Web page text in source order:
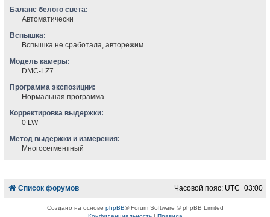
Баланс белого света:
Автоматически
Вспышка:
Вспышка не сработала, авторежим
Модель камеры:
DMC-LZ7
Программа экспозиции:
Нормальная программа
Корректировка выдержки:
0 LW
Метод выдержки и измерения:
Многосегментный
Список форумов Часовой пояс: UTC+03:00
Создано на основе phpBB® Forum Software © phpBB Limited